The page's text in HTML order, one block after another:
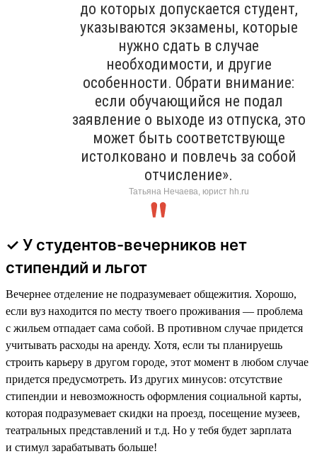
до которых допускается студент,
указываются экзамены, которые
нужно сдать в случае
необходимости, и другие
особенности. Обрати внимание:
если обучающийся не подал
заявление о выходе из отпуска, это
может быть соответствующе
истолковано и повлечь за собой
отчисление».
Татьяна Нечаева, юрист hh.ru
✓ У студентов-вечерников нет
стипендий и льгот
Вечернее отделение не подразумевает общежития. Хорошо,
если вуз находится по месту твоего проживания — проблема
с жильем отпадает сама собой. В противном случае придется
учитывать расходы на аренду. Хотя, если ты планируешь
строить карьеру в другом городе, этот момент в любом случае
придется предусмотреть. Из других минусов: отсутствие
стипендии и невозможность оформления социальной карты,
которая подразумевает скидки на проезд, посещение музеев,
театральных представлений и т.д. Но у тебя будет зарплата
и стимул зарабатывать больше!